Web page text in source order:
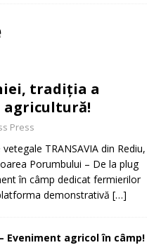
tradiția a
Press
TRANSAVIA din Rediu,
Porumbului – De la plug
în câmp dedicat fermierilor
demonstrativă […]
Eveniment agricol în câmp!